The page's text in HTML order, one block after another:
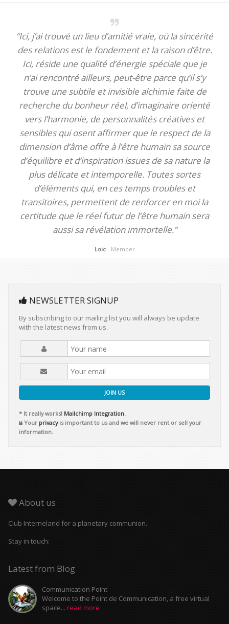
“Ici, j’ai trouvé un lieu d’amitié vraie, où la sincérité
des relations est le fondement et la raison d’être.
Ici, réside une qualité d’énergie spéciale que je
n’ai rencontré ailleurs, peut-être parce qu’il s’y
trouve une subtile et invisible alchimie faite de
recherche du bonheur réel, d’imaginaire orienté
vers l’harmonie, de personnalités créatives et
sensibles qui osent affirmer que le respect de la
dimension d’âme offre à l’être humain sa source
d’équilibre et d’inspiration issues de sa nature la
plus délicate et intemporelle. Toutes sortes
d’éléments qui, en ces temps troubles et
transitoires, permettent de renforcer en moi la
certitude que le réel futur de l’être humain sera
aussi sa révélation immortelle.”
Loic - Member
NEWSLETTER SIGNUP
By subscribing to our mailing list you will always be update
with the latest news from us.
JOIN US
* It really works! Mailchimp Integration.
Your privacyis important to us and we will never rent or sell your
information.
About us
Club Interneland for a planetary communion.
Stay in touch:
Latest from Blog
Communication Point
Welcome to the Point de Communication, a free virtual
space... read more